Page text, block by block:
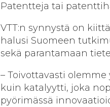
Patentteja tai
VTT:n synnystä on
halusi Suomeen
sekä parantamaan
– Toivottavasti
kuin katalyytti, joka
pyörimässä